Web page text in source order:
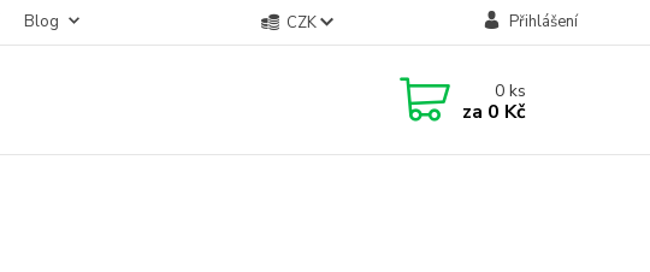
Blog CZK Přihlášení
0ks
za 0 Kč